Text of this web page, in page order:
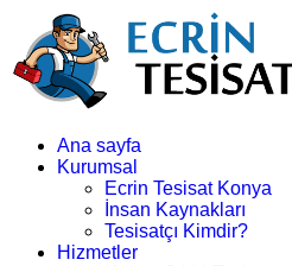
Ana sayfa
Kurumsal
Ecrin Tesisat Konya
İnsan Kaynakları
Tesisatçı Kimdir?
Hizmetler